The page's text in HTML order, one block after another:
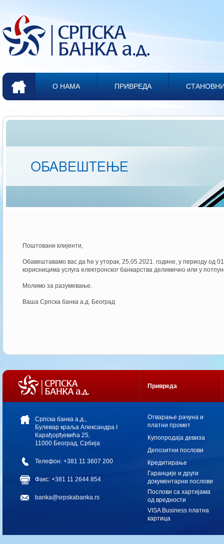
О НАМА ПРИВРЕДА
Поштовани клијенти,
Обавештавамо вас да ће у уторак, 25.05.2021. године, у периоду од
корисницима услуга електронског банкарства делимично или у
Молимо за разумевање.
Ваша Српска банка а.д. Београд
Српска банка а.д.,
Булевар краља Александра I
Карађорђевића 25,
11000 Београд, Србија
Телефон: +381 11 3607 200
Факс: +381 11 2644 854
banka@srpskabanka.rs
Привреда
Oтварање рачуна и
платни промет
Купопродаја девиза
Депозитни послови
Кредитирање
Гаранције и други
документарни послови
Послови са хартијама
од вредности
VISA Business платна
картица